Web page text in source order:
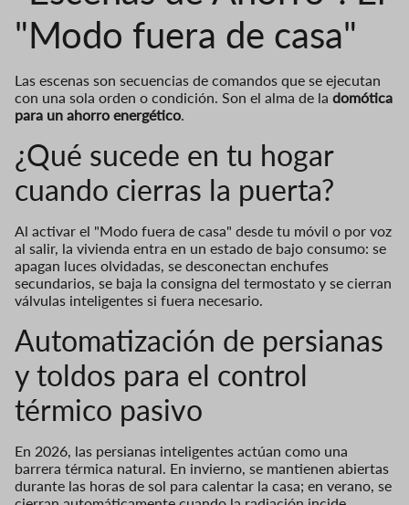
"Modo fuera de casa"
Las escenas son secuencias de comandos que se ejecutan
con una sola orden o condición. Son el alma de la domótica
para un ahorro energético.
¿Qué sucede en tu hogar
cuando cierras la puerta?
Al activar el "Modo fuera de casa" desde tu móvil o por voz
al salir, la vivienda entra en un estado de bajo consumo: se
apagan luces olvidadas, se desconectan enchufes
secundarios, se baja la consigna del termostato y se cierran
válvulas inteligentes si fuera necesario.
Automatización de persianas
y toldos para el control
térmico pasivo
En 2026, las persianas inteligentes actúan como una
barrera térmica natural. En invierno, se mantienen abiertas
durante las horas de sol para calentar la casa; en verano, se